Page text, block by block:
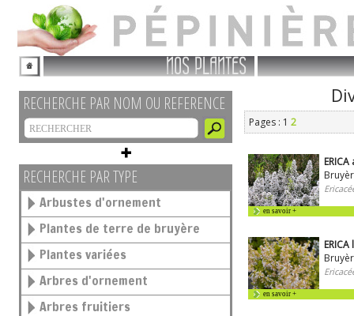
NOS PLANTES
RECHERCHE PAR NOM OU REFERENCE
RECHERCHE PAR TYPE
Arbustes d'ornement
Plantes de terre de bruyère
Plantes variées
Arbres d'ornement
Arbres fruitiers
Pages : 1 2
en savoir +
en savoir +